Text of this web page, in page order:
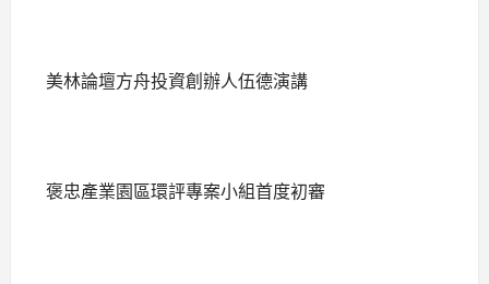
美林論壇方舟投資創辦人伍德演講
褒忠產業園區環評專案小組首度初審